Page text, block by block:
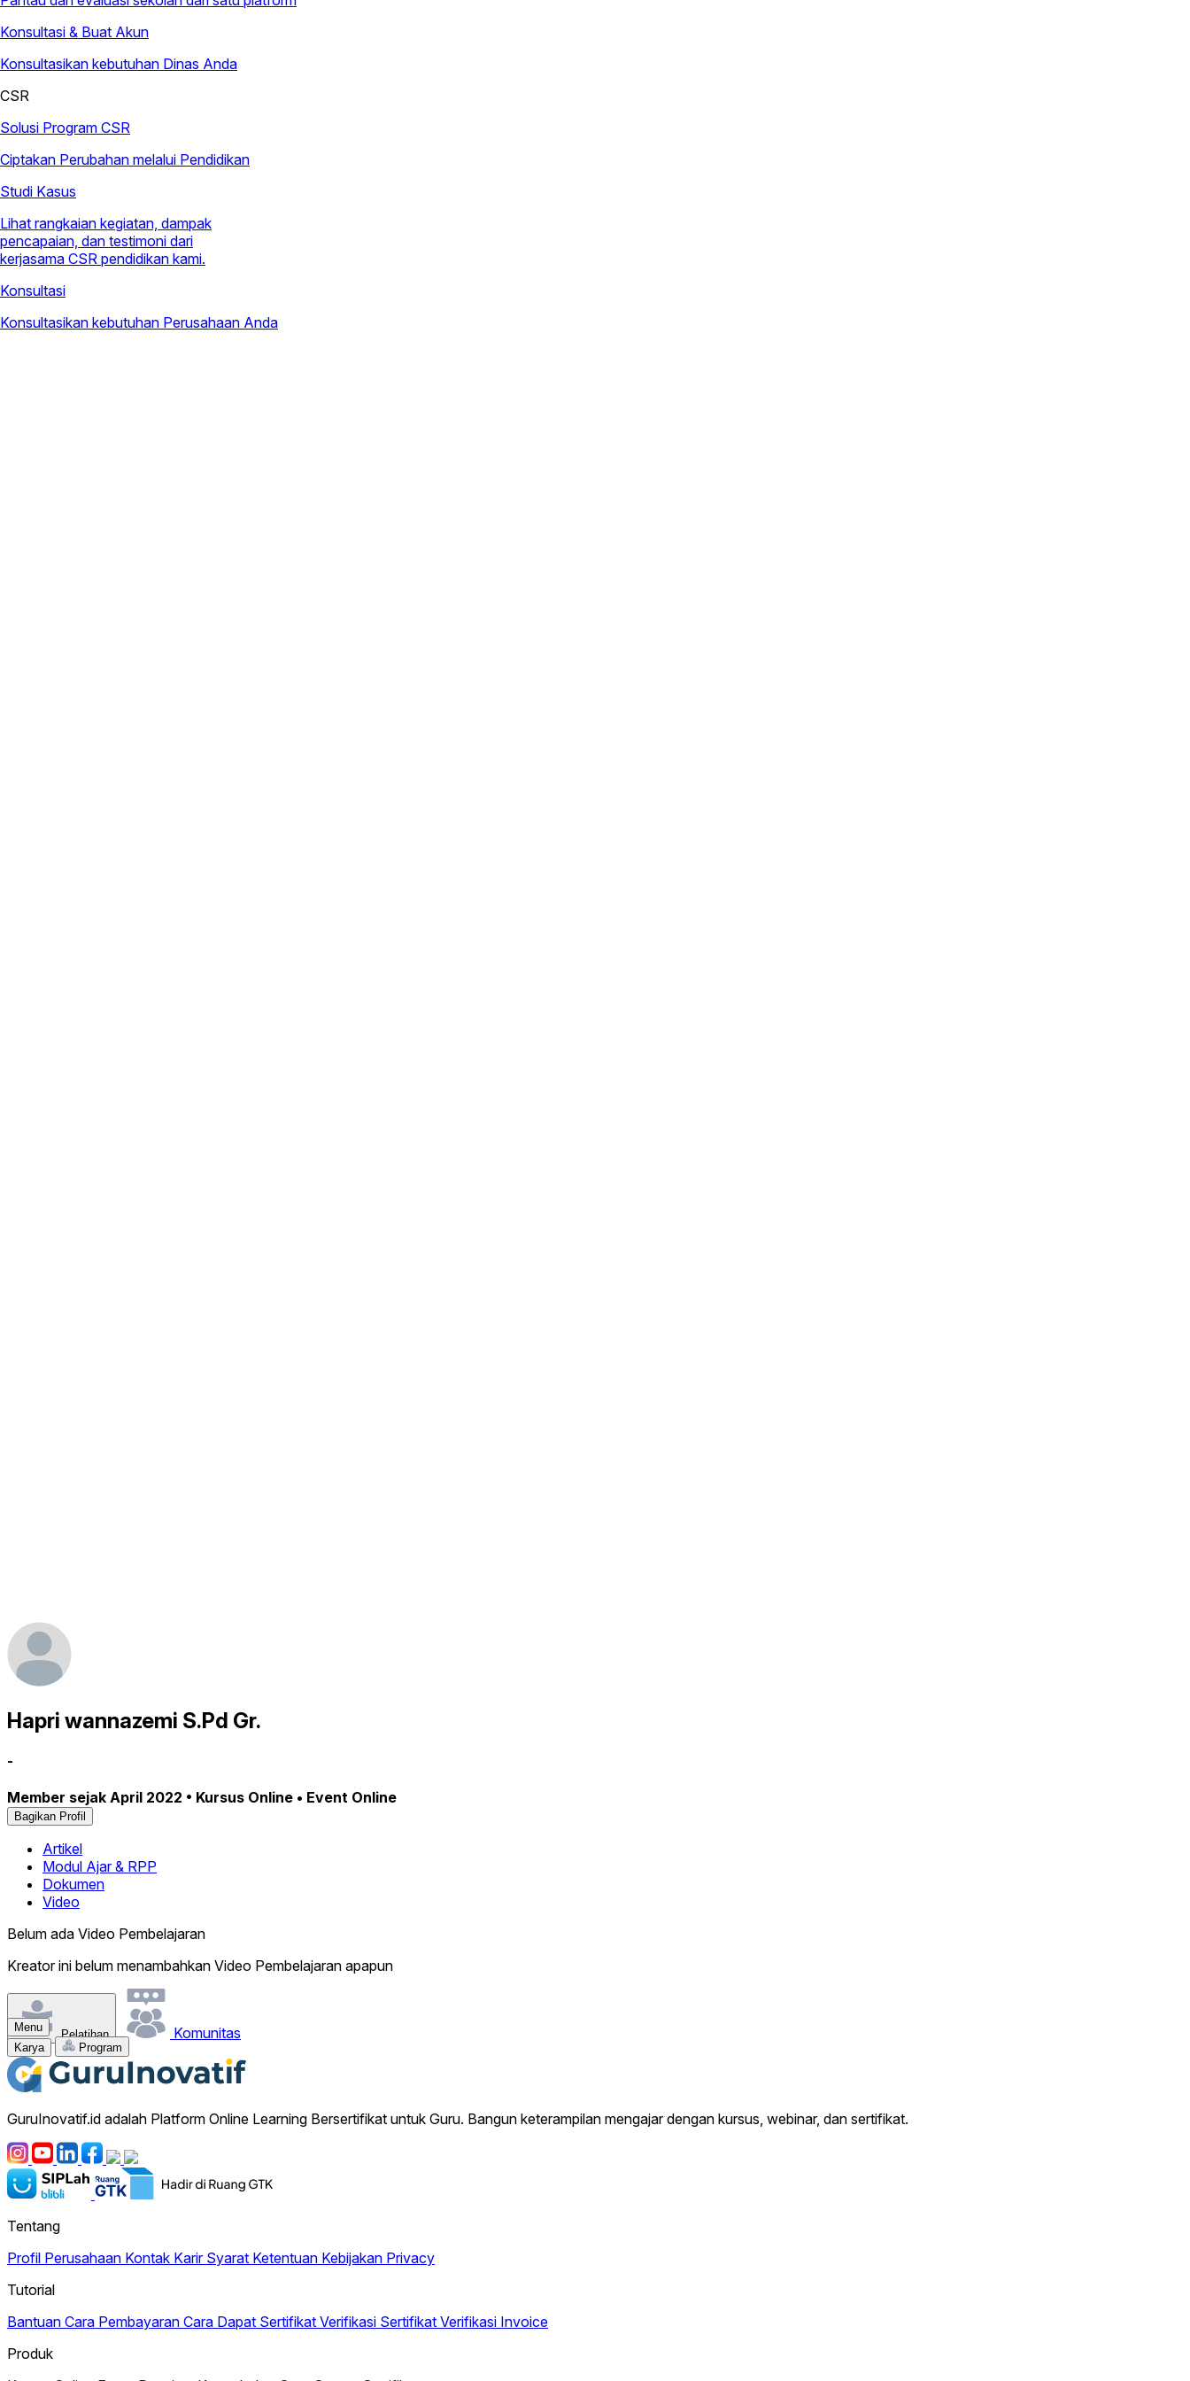
Konsultasi & Buat Akun
Konsultasikan kebutuhan Dinas Anda
CSR
Solusi Program CSR
Ciptakan Perubahan melalui Pendidikan
Studi Kasus
Lihat rangkaian kegiatan, dampak
pencapaian, dan testimoni dari
kerjasama CSR pendidikan kami.
Konsultasi
Konsultasikan kebutuhan Perusahaan Anda
Hapri wannazemi S.Pd Gr.
-
Member sejak April 2022 • Kursus Online • Event Online
Bagikan Profil
Artikel
Modul Ajar & RPP
Dokumen
Video
Belum ada Video Pembelajaran
Kreator ini belum menambahkan Video Pembelajaran apapun
Pelatihan Komunitas
Menu
Karya
Program
GuruInovatif.id adalah Platform Online Learning Bersertifikat untuk Guru. Bangun keterampilan mengajar dengan kursus, webinar, dan sertifikat.
Tentang
Profil Perusahaan Kontak Karir Syarat Ketentuan Kebijakan Privacy
Tutorial
Bantuan Cara Pembayaran Cara Dapat Sertifikat Verifikasi Sertifikat Verifikasi Invoice
Produk